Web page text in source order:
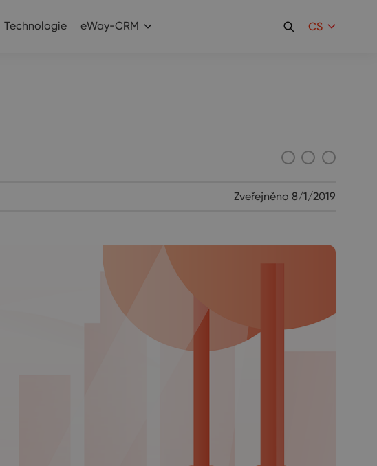
Technologie eWay-CRM CS
Zveřejněno 8/1/2019